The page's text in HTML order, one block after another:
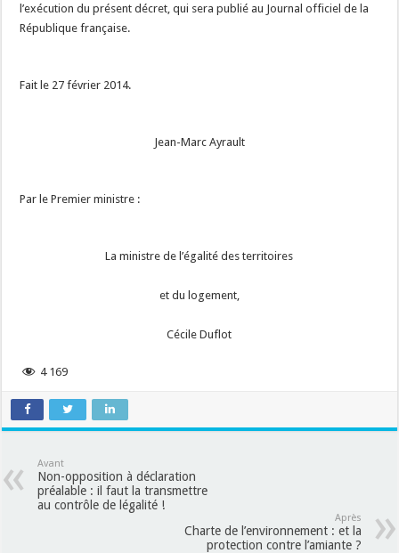
l’exécution du présent décret, qui sera publié au Journal officiel de la
République française.
Fait le 27 février 2014.
Jean-Marc Ayrault
Par le Premier ministre :
La ministre de l’égalité des territoires
et du logement,
Cécile Duflot
4 169
Avant
Non-opposition à déclaration
préalable : il faut la transmettre
au contrôle de légalité !
Après
Charte de l’environnement : et la
protection contre l’amiante ?